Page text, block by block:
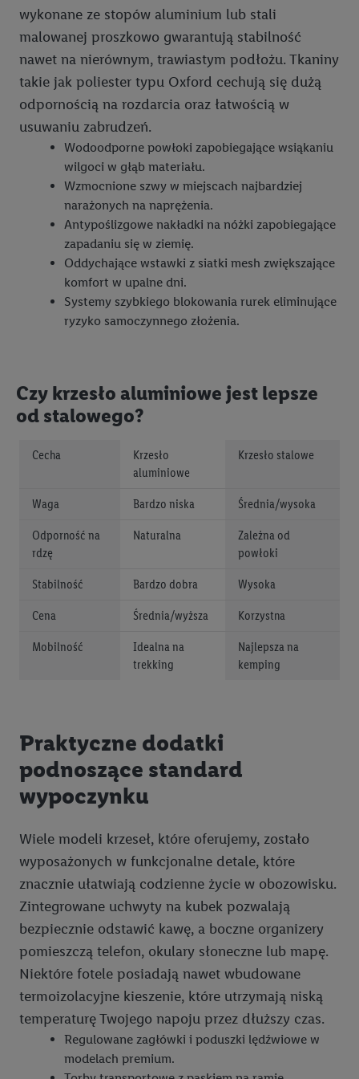
wykonane ze stopów aluminium lub stali
malowanej proszkowo gwarantują stabilność
nawet na nierównym, trawiastym podłożu. Tkaniny
takie jak poliester typu Oxford cechują się dużą
odpornością na rozdarcia oraz łatwością w
usuwaniu zabrudzeń.
Wodoodporne powłoki zapobiegające wsiąkaniu
wilgoci w głąb materiału.
Wzmocnione szwy w miejscach najbardziej
narażonych na naprężenia.
Antypoślizgowe nakładki na nóżki zapobiegające
zapadaniu się w ziemię.
Oddychające wstawki z siatki mesh zwiększające
komfort w upalne dni.
Systemy szybkiego blokowania rurek eliminujące
ryzyko samoczynnego złożenia.
Czy krzesło aluminiowe jest lepsze
od stalowego?
Cecha
Krzesło
aluminiowe
Krzesło stalowe
Waga Bardzo niska Średnia/wysoka
Odporność na
rdzę
Naturalna
Zależna od
powłoki
Stabilność Bardzo dobra Wysoka
Cena Średnia/wyższa Korzystna
Mobilność
Idealna na
trekking
Najlepsza na
kemping
Praktyczne dodatki
podnoszące standard
wypoczynku
Wiele modeli krzeseł, które oferujemy, zostało
wyposażonych w funkcjonalne detale, które
znacznie ułatwiają codzienne życie w obozowisku.
Zintegrowane uchwyty na kubek pozwalają
bezpiecznie odstawić kawę, a boczne organizery
pomieszczą telefon, okulary słoneczne lub mapę.
Niektóre fotele posiadają nawet wbudowane
termoizolacyjne kieszenie, które utrzymają niską
temperaturę Twojego napoju przez dłuższy czas.
Regulowane zagłówki i poduszki lędźwiowe w
modelach premium.